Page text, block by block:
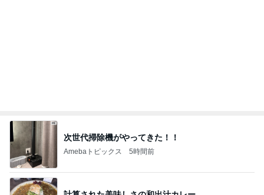
次世代掃除機がやってきた！！
Amebaトピックス 5時間前